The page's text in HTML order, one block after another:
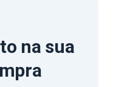
na sua